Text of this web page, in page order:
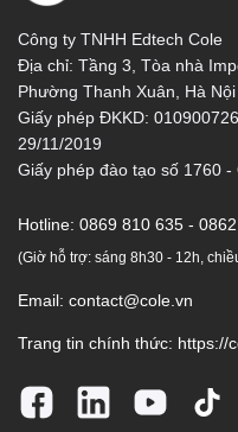
Công ty TNHH Edtech Cole
Địa chỉ: Tầng 3, Tòa nhà
Phường Thanh Xuân, Hà Nội
Giấy phép ĐKKD:
29/11/2019
Giấy phép đào tạo số 1760
Hotline: 0869 810 635 -
(Giờ hỗ trợ: sáng 8h30 - 12h,
Email: contact@cole.vn
Trang tin chính thức: https://